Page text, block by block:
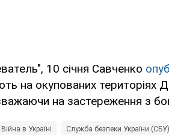
10 січня Савченко
на окупованих територіях
на застереження з
Війна в Україні Служба безпеки України (СБУ)